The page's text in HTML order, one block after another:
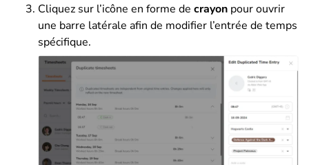
Cliquez sur l’icône en forme de crayon pour ouvrir
une barre latérale afin de modifier l’entrée de temps
spécifique.